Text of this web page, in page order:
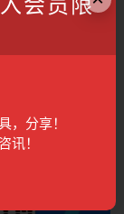
会员限
，分享！
讯！